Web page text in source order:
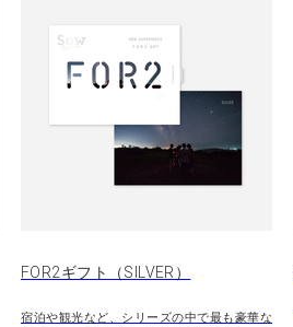
FOR2ギフト（SILVER）
宿泊や観光など、シリーズの中で最も豪華な